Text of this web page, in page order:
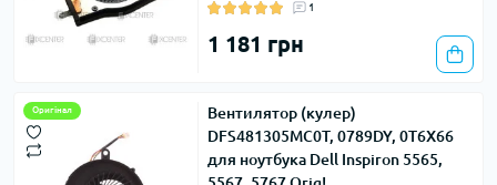
1
1 181 грн
Оригінал
Вентилятор (кулер)
DFS481305MC0T, 0789DY, 0T6X66
для ноутбука Dell Inspiron 5565,